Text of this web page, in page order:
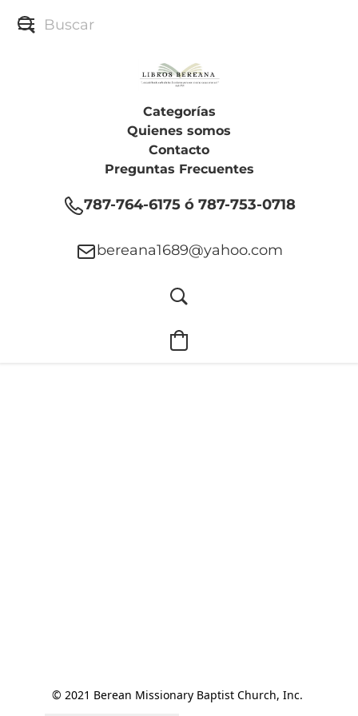
Categorías
Quienes somos
Contacto
Preguntas Frecuentes
787-764-6175 ó 787-753-0718
bereana1689@yahoo.com
© 2021 Berean Missionary Baptist Church, Inc.